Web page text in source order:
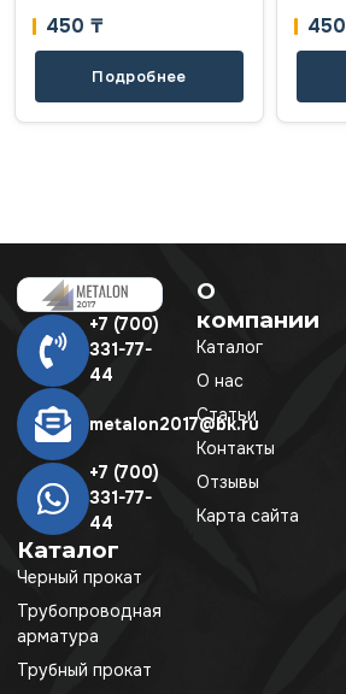
450 ₸
Подробнее
450
+7 (700)
331-77-
44
metalon2017@bk.ru
+7 (700)
331-77-
44
Каталог
Черный прокат
Трубопроводная
арматура
Трубный прокат
О
компании
Каталог
О нас
Статьи
Контакты
Отзывы
Карта сайта